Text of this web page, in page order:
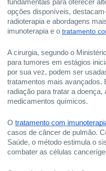
fundamentais para oferecer
opções disponíveis,
radioterapia e abordagens
imunoterapia e o tratamento
A cirurgia, segundo o
para tumores em estágios
por sua vez, podem ser
tratamentos mais avançados.
radiação para tratar a
medicamentos químicos.
O tratamento com
casos de câncer de pulmão.
Saúde, o método estimula o
combater as células